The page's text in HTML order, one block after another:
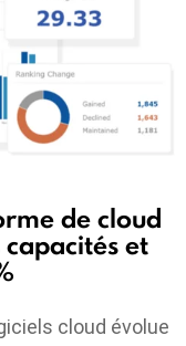
de cloud
et
cloud évolue